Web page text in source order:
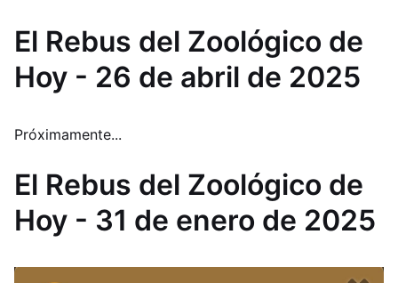
El Rebus del Zoológico de
Hoy - 26 de abril de 2025
Próximamente...
El Rebus del Zoológico de
Hoy - 31 de enero de 2025